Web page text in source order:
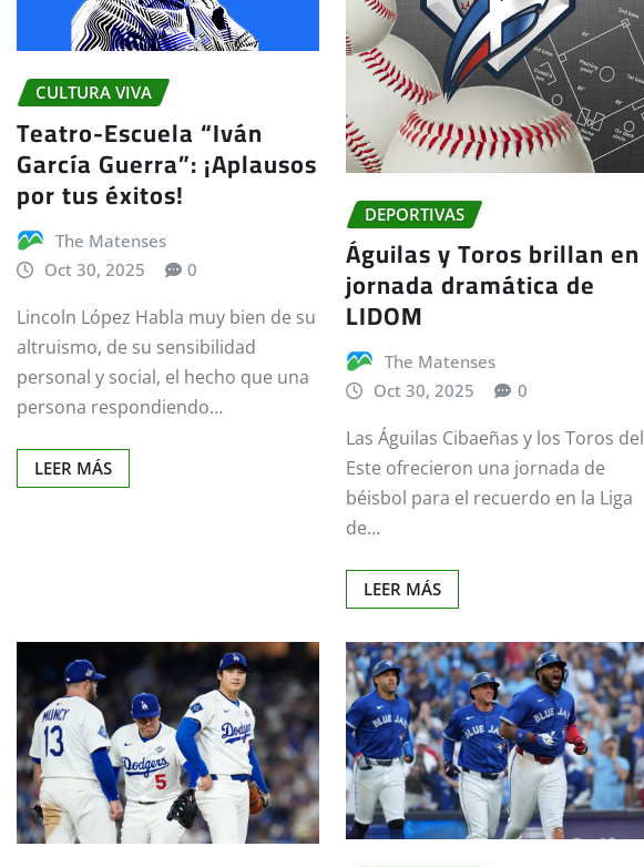
CULTURA VIVA
Teatro-Escuela “Iván
García Guerra”: ¡Aplausos
por tus éxitos!
The Matenses
Oct 30, 2025
0
Lincoln López Habla muy bien de su
altruismo, de su sensibilidad
personal y social, el hecho que una
persona respondiendo…
LEER MÁS
DEPORTIVAS
Águilas y Toros brillan en
jornada dramática de
LIDOM
The Matenses
Oct 30, 2025
0
Las Águilas Cibaeñas y los Toros del
Este ofrecieron una jornada de
béisbol para el recuerdo en la Liga
de…
LEER MÁS